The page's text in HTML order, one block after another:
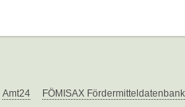
Amt24 FÖMISAX Fördermitteldatenbank